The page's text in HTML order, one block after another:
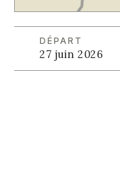
DÉPART
27 juin 2026